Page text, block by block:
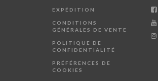
EXPÉDITION
CONDITIONS
GÉNÉRALES DE VENTE
POLITIQUE DE
CONFIDENTIALITÉ
PRÉFÉRENCES DE
COOKIES